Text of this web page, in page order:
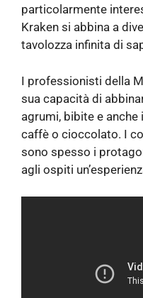
particolarmente
Kraken si abbina a
tavolozza infinita di
I professionisti della
sua capacità di
agrumi, bibite e
caffè o cioccolato. I
sono spesso i
agli ospiti